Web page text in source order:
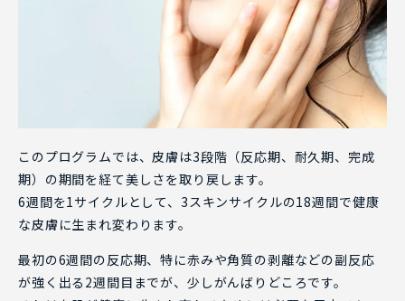
このプログラムでは、皮膚は3段階（反応期、耐久期、完成
期）の期間を経て美しさを取り戻します。
6週間を1サイクルとして、3スキンサイクルの18週間で健康
な皮膚に生まれ変わります。
最初の6週間の反応期、特に赤みや角質の剥離などの副反応
が強く出る2週間目までが、少しがんばりどころです。